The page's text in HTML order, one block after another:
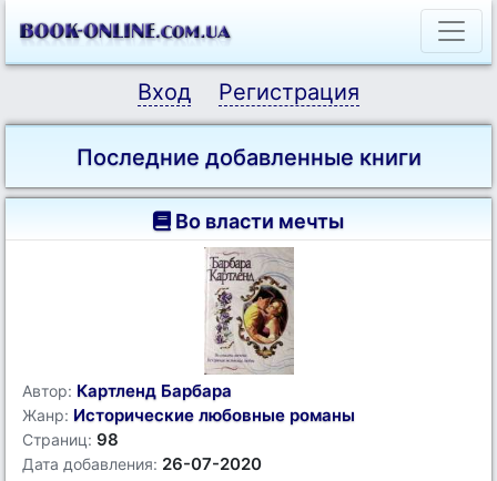
Вход Регистрация
Последние добавленные книги
Во власти мечты
Автор: Картленд Барбара
Жанр: Исторические любовные романы
Страниц: 98
Дата добавления: 26-07-2020